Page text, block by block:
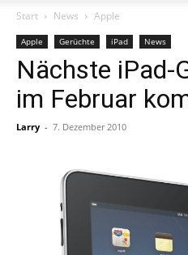
Start News Apple
Apple Gerüchte iPad News
Nächste iPad-
im Februar
Larry - 7. Dezember 2010